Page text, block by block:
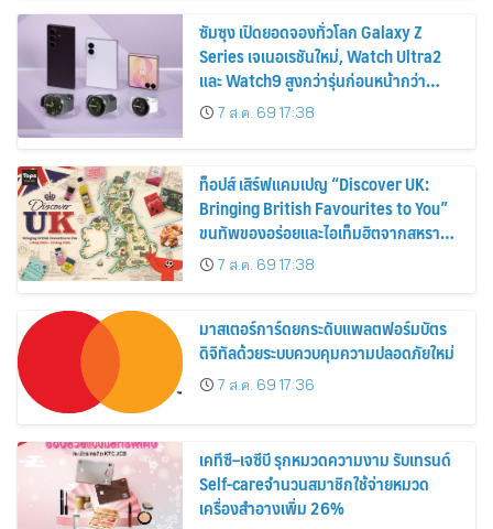
ซัมซุง เปิดยอดจองทั่วโลก Galaxy Z
Series เจเนอเรชันใหม่, Watch Ultra2
และ Watch9 สูงกว่ารุ่นก่อนหน้ากว่า
30%7 ส.ค. 69 17:38
ท็อปส์ เสิร์ฟแคมเปญ “Discover UK:
Bringing British Favourites to You”
ขนทัพของอร่อยและไอเท็มฮิตจากสหราช
อาณาจักร ส่งตรงถึงมือตั้งแต่วันนี้ – 18
สิงหาคมนี้
7 ส.ค. 69 17:38
มาสเตอร์การ์ดยกระดับแพลตฟอร์มบัตร
ดิจิทัลด้วยระบบควบคุมความปลอดภัยใหม่
7 ส.ค. 69 17:36
เคทีซี–เจซีบี รุกหมวดความงาม รับเทรนด์
Self-careจำนวนสมาชิกใช้จ่ายหมวด
เครื่องสำอางเพิ่ม 26%